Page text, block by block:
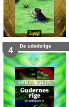
4 De udødelige